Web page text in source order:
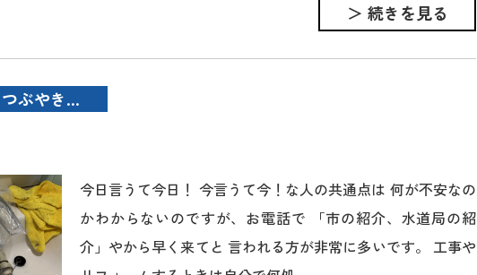
＞ 続きを見る
つぶやき…
今日言うて今日！ 今言うて今！な人の共通点は 何が不安なの
かわからないのですが、お電話で 「市の紹介、水道局の紹
介」やから早く来てと 言われる方が非常に多いです。 工事や